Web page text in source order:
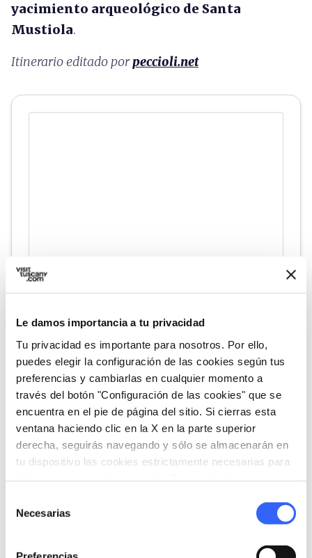
Le damos importancia a tu privacidad
Tu privacidad es importante para nosotros. Por ello,
puedes elegir la configuración de las cookies según tus
preferencias y cambiarlas en cualquier momento a
través del botón "Configuración de las cookies" que se
encuentra en el pie de página del sitio. Si cierras esta
ventana haciendo clic en la X en la parte superior
derecha, seguirás navegando y sólo se almacenarán en
tu dispositivo las cookies estrictamente necesarias para
Necesarias
yacimiento arqueológico de Santa
Mustiola.
Itinerario editado porpeccioli.net
vertical_align_top 213 mt
vertical_align_bottom 48 mt
Informaciones
directions_bike
Tipo de bicicleta
straighten Longitud